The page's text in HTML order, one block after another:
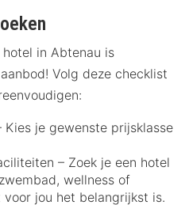
in Abtenau is
Volg deze checklist
je gewenste prijsklasse
– Zoek je een hotel
wellness of
jou het belangrijkst is.